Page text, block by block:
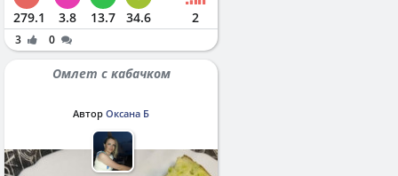
279.1 3.8 13.7 34.6 2
3 0
Омлет с кабачком
Автор Оксана Б